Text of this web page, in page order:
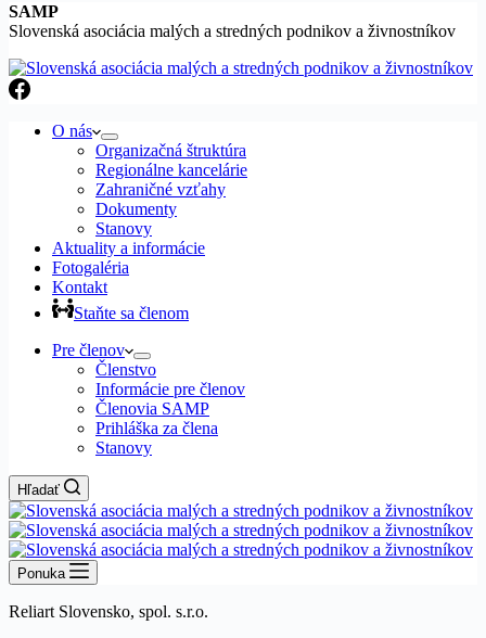
SAMP
Slovenská asociácia malých a stredných podnikov a živnostníkov
O nás
Organizačná štruktúra
Regionálne kancelárie
Zahraničné vzťahy
Dokumenty
Stanovy
Aktuality a informácie
Fotogaléria
Kontakt
Staňte sa členom
Pre členov
Členstvo
Informácie pre členov
Členovia SAMP
Prihláška za člena
Stanovy
Hľadať
Ponuka
Reliart Slovensko, spol. s.r.o.